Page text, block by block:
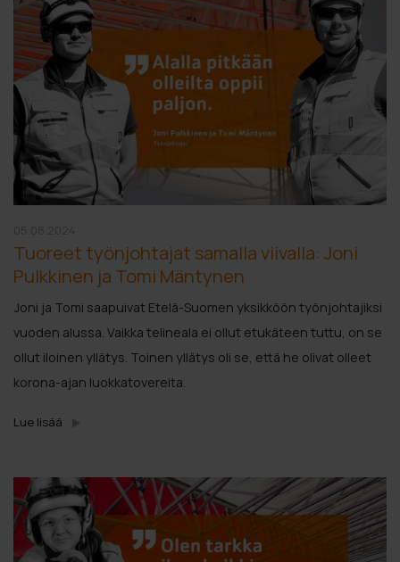
Tuoreet työnjohtajat samalla viivalla: Joni
Pulkkinen ja Tomi Mäntynen
Joni ja Tomi saapuivat Etelä-Suomen yksikköön työnjohtajiksi
vuoden alussa. Vaikka telineala ei ollut etukäteen tuttu, on se
ollut iloinen yllätys. Toinen yllätys oli se, että he olivat olleet
korona-ajan luokkatovereita.
Lue lisää